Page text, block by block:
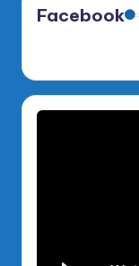
Facebook